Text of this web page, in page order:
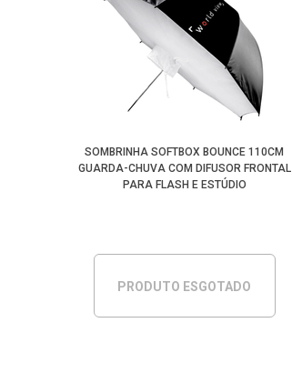
SOMBRINHA SOFTBOX BOUNCE 110CM
GUARDA-CHUVA COM DIFUSOR FRONTAL
PARA FLASH E ESTÚDIO
PRODUTO ESGOTADO